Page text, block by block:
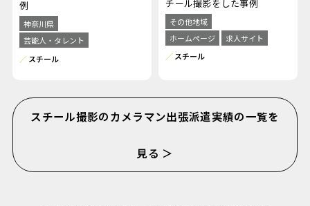
例
神奈川県
芸能人・タレント
スチール
チール撮影をした事例
その他地域
ホームページ
求人サイト
スチール
スチール撮影のカメラマン出張派遣実績の一覧を
見る ＞